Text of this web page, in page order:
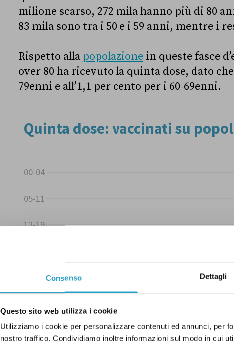
Consenso Dettagli
Questo sito web utilizza i cookie
Utilizziamo i cookie per personalizzare contenuti ed annunci, per
nostro traffico. Condividiamo inoltre informazioni sul modo in cui
milione scarso, 272 mila hanno più di 80
83 mila sono tra i 50 e i 59 anni, mentre i
Rispetto alla popolazione in queste fasce
over 80 ha ricevuto la quinta dose, dato
79enni e all’1,1 per cento per i 60-69enni.